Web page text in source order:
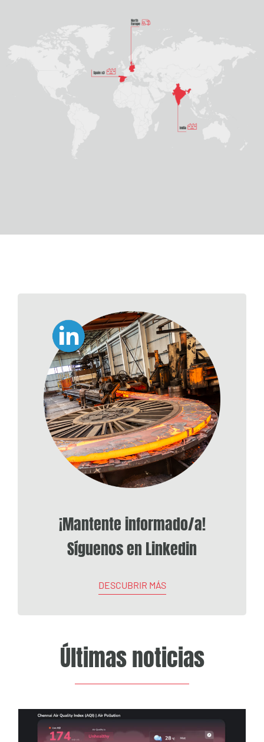
¡Mantente informado/a!
Síguenos en Linkedin
DESCUBRIR MÁS
Últimas noticias
clave en un futuro descarbonizado
Barranquesa Renovables RSC